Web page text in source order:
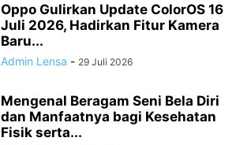
Oppo Gulirkan Update ColorOS 16
Juli 2026, Hadirkan Fitur Kamera
Baru...
Admin Lensa - 29 Juli 2026
Mengenal Beragam Seni Bela Diri
dan Manfaatnya bagi Kesehatan
Fisik serta...